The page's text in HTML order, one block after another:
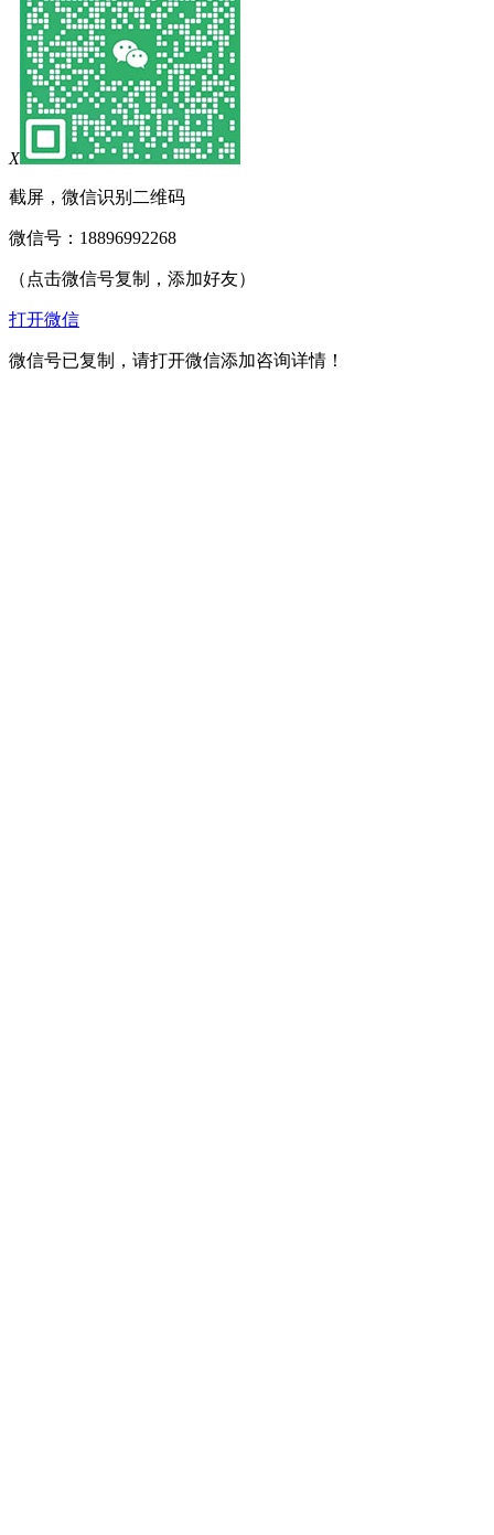
X
截屏，微信识别二维码
微信号： 18896992268
（点击微信号复制，添加好友）
打开微信
微信号已复制，请打开微信添加咨询详情！